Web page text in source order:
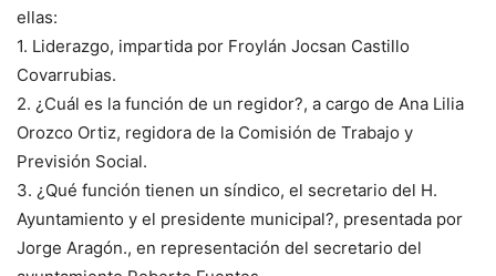
ellas:
1. Liderazgo, impartida por Froylán Jocsan Castillo
Covarrubias.
2. ¿Cuál es la función de un regidor?, a cargo de Ana Lilia
Orozco Ortiz, regidora de la Comisión de Trabajo y
Previsión Social.
3. ¿Qué función tienen un síndico, el secretario del H.
Ayuntamiento y el presidente municipal?, presentada por
Jorge Aragón., en representación del secretario del